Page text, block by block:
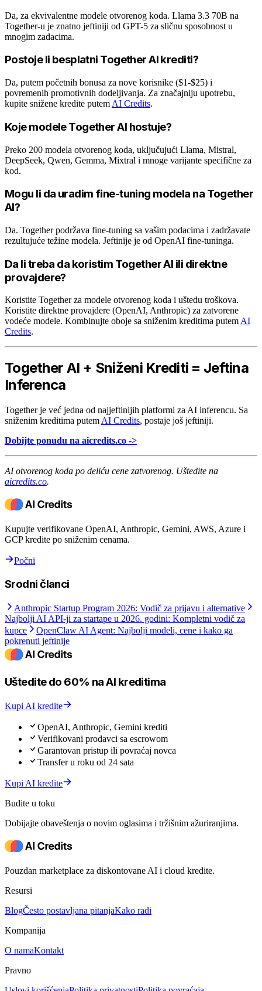
Da, za ekvivalentne modele otvorenog koda. Llama 3.3 70B na
Together-u je znatno jeftiniji od GPT-5 za sličnu sposobnost u
mnogim zadacima.
Postoje li besplatni Together AI krediti?
Da, putem početnih bonusa za nove korisnike ($1-$25) i
povremenih promotivnih dodeljivanja. Za značajniju upotrebu,
kupite snižene kredite putem AI Credits.
Koje modele Together AI hostuje?
Preko 200 modela otvorenog koda, uključujući Llama, Mistral,
DeepSeek, Qwen, Gemma, Mixtral i mnoge varijante specifične za
kod.
Mogu li da uradim fine-tuning modela na Together
AI?
Da. Together podržava fine-tuning sa vašim podacima i zadržavate
rezultujuće težine modela. Jeftinije je od OpenAI fine-tuninga.
Da li treba da koristim Together AI ili direktne
provajdere?
Koristite Together za modele otvorenog koda i uštedu troškova.
Koristite direktne provajdere (OpenAI, Anthropic) za zatvorene
vodeće modele. Kombinujte oboje sa sniženim kreditima putemAI
Credits.
Together AI + Sniženi Krediti = Jeftina
Inferenca
Together je već jedna od najjeftinijih platformi za AI inferencu. Sa
sniženim kreditima putem AI Credits, postaje još jeftiniji.
Dobijte ponudu na aicredits.co ->
AI otvorenog koda po deliću cene zatvorenog. Uštedite na
aicredits.co.
Kupujte verifikovane OpenAI, Anthropic, Gemini, AWS, Azure i
GCP kredite po sniženim cenama.
Počni
Srodni članci
Anthropic Startup Program 2026: Vodič za prijavu i alternative
Najbolji AI API-ji za startape u 2026. godini: Kompletni vodič za
kupce
OpenClaw AI Agent: Najbolji modeli, cene i kako ga
pokrenuti jeftinije
Uštedite do 60% na AI kreditima
Kupi AI kredite
OpenAI, Anthropic, Gemini krediti
Verifikovani prodavci sa escrowom
Garantovan pristup ili povraćaj novca
Transfer u roku od 24 sata
Kupi AI kredite
Budite u toku
Dobijajte obaveštenja o novim oglasima i tržišnim ažuriranjima.
Pouzdan marketplace za diskontovane AI i cloud kredite.
Resursi
BlogČesto postavljana pitanjaKako radi
Kompanija
O namaKontakt
Pravno